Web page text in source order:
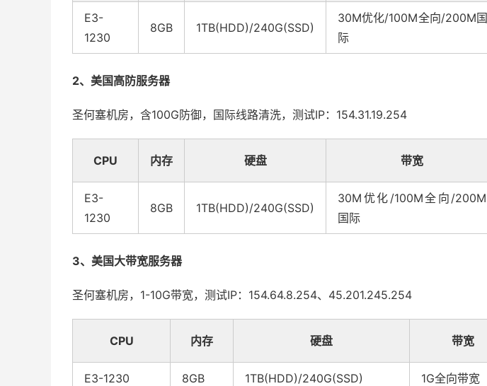
E3-
1230
8GB 1TB(HDD)/240G(SSD)
30M优化/100M全向/200M国
际
2、美国高防服务器
圣何塞机房，含100G防御，国际线路清洗，测试IP：154.31.19.254
CPU 内存 硬盘 带宽
E3-
1230
8GB 1TB(HDD)/240G(SSD)
30M优化/100M全向/200M
国际
3、美国大带宽服务器
圣何塞机房，1-10G带宽，测试IP：154.64.8.254、45.201.245.254
CPU 内存 硬盘 带宽
E3-1230 8GB 1TB(HDD)/240G(SSD) 1G全向带宽